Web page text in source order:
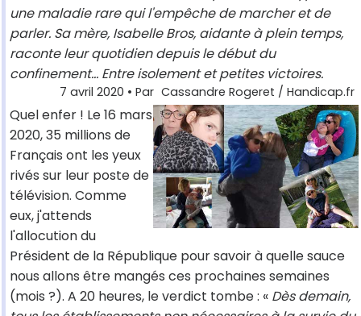
une maladie rare qui l'empêche de marcher et de
parler. Sa mère, Isabelle Bros, aidante à plein temps,
raconte leur quotidien depuis le début du
confinement... Entre isolement et petites victoires.
7 avril 2020 • Par Cassandre Rogeret / Handicap.fr
Quel enfer ! Le 16 mars
2020, 35 millions de
Français ont les yeux
rivés sur leur poste de
télévision. Comme
eux, j'attends
l'allocution du
Président de la République pour savoir à quelle sauce
nous allons être mangés ces prochaines semaines
(mois ?). A 20 heures, le verdict tombe : « Dès demain,